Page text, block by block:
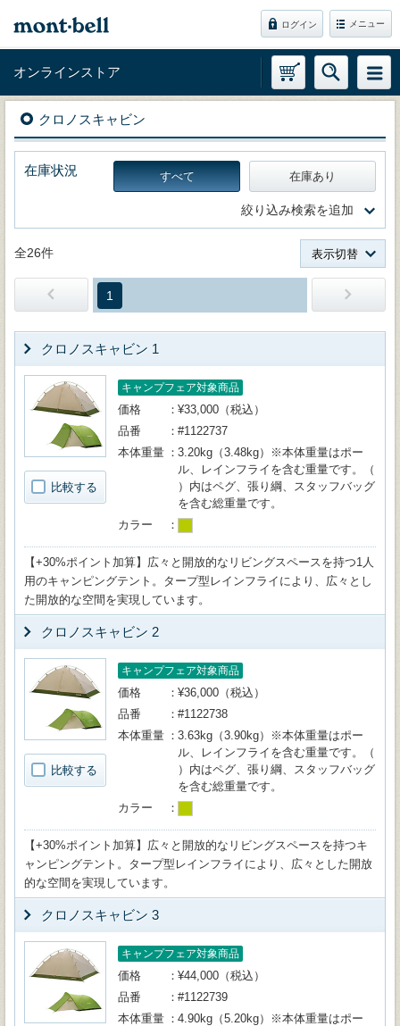
ログイン メニュー
オンラインストア
クロノスキャビン
在庫状況 すべて 在庫あり
絞り込み検索を追加
全26件 表示切替
1
クロノスキャビン 1
比較する
キャンプフェア対象商品
価格
¥33,000（税込）
品番
#1122737
本体重量
3.20kg（3.48kg）※本体重量はポー
ル、レインフライを含む重量です。（
）内はペグ、張り綱、スタッフバッグ
を含む総重量です。
カラー
【+30%ポイント加算】広々と開放的なリビングスペースを持つ1人
用のキャンピングテント。タープ型レインフライにより、広々とし
た開放的な空間を実現しています。
クロノスキャビン 2
比較する
キャンプフェア対象商品
価格
¥36,000（税込）
品番
#1122738
本体重量
3.63kg（3.90kg）※本体重量はポー
ル、レインフライを含む重量です。（
）内はペグ、張り綱、スタッフバッグ
を含む総重量です。
カラー
【+30%ポイント加算】広々と開放的なリビングスペースを持つキ
ャンピングテント。タープ型レインフライにより、広々とした開放
的な空間を実現しています。
クロノスキャビン 3
キャンプフェア対象商品
価格
¥44,000（税込）
品番
#1122739
本体重量
4.90kg（5.20kg）※本体重量はポー